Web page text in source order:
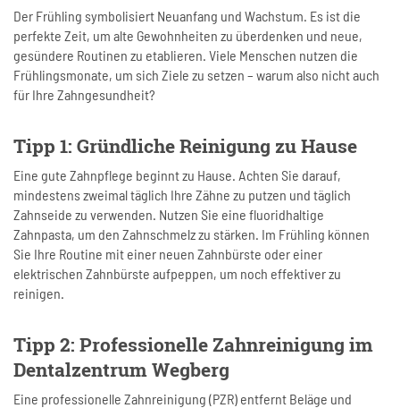
Der Frühling symbolisiert Neuanfang und Wachstum. Es ist die
perfekte Zeit, um alte Gewohnheiten zu überdenken und neue,
gesündere Routinen zu etablieren. Viele Menschen nutzen die
Frühlingsmonate, um sich Ziele zu setzen – warum also nicht auch
für Ihre Zahngesundheit?
Tipp 1: Gründliche Reinigung zu Hause
Eine gute Zahnpflege beginnt zu Hause. Achten Sie darauf,
mindestens zweimal täglich Ihre Zähne zu putzen und täglich
Zahnseide zu verwenden. Nutzen Sie eine fluoridhaltige
Zahnpasta, um den Zahnschmelz zu stärken. Im Frühling können
Sie Ihre Routine mit einer neuen Zahnbürste oder einer
elektrischen Zahnbürste aufpeppen, um noch effektiver zu
reinigen.
Tipp 2: Professionelle Zahnreinigung im
Dentalzentrum Wegberg
Eine professionelle Zahnreinigung (PZR) entfernt Beläge und